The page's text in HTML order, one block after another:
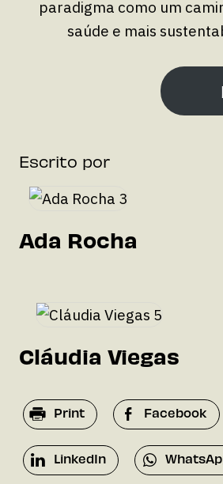
Escrito por
Ada Rocha
Cláudia Viegas
Print Facebook
LinkedIn